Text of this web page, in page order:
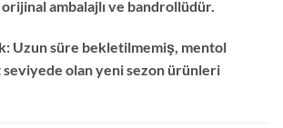
ambalajlı ve bandrollüdür.
Uzun süre bekletilmemiş, mentol
seviyede olan yeni sezon ürünleri